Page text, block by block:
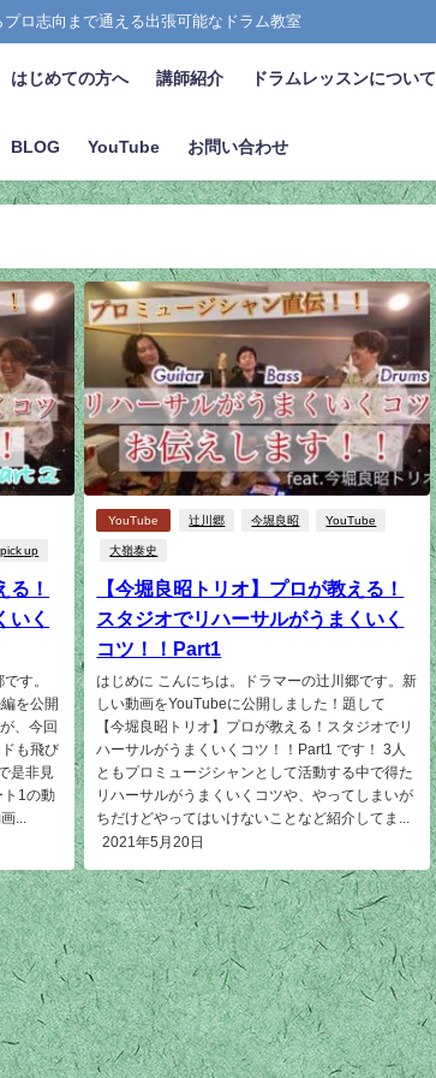
プロ志向まで通える出張可能なドラム教室
はじめての方へ 講師紹介 ドラムレッスンについて
BLOG YouTube お問い合わせ
pick up
る！
いく
す。
を公開
、今回
も飛び
是非見
ト1の動
...
YouTube 辻川郷 今堀良昭 YouTube
大嶺泰史
【今堀良昭トリオ】プロが教える！
スタジオでリハーサルがうまくいく
コツ！！Part1
はじめに こんにちは。ドラマーの辻川郷です。新
しい動画をYouTubeに公開しました！題して
【今堀良昭トリオ】プロが教える！スタジオでリ
ハーサルがうまくいくコツ！！Part1 です！ 3人
ともプロミュージシャンとして活動する中で得た
リハーサルがうまくいくコツや、やってしまいが
ちだけどやってはいけないことなど紹介してま...
2021年5月20日